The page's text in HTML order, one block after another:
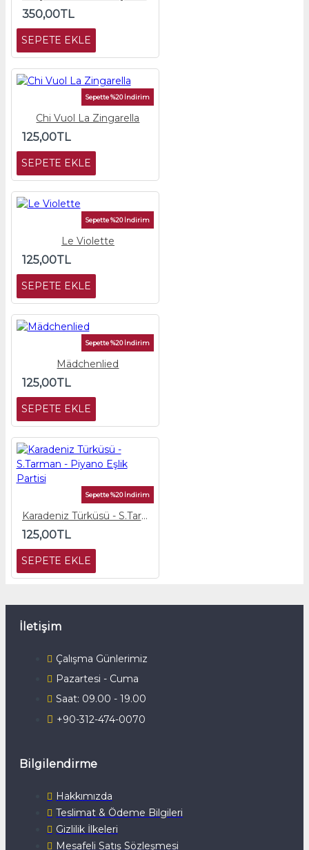
350,00TL
SEPETE EKLE
Sepette %20 İndirim
Chi Vuol La Zingarella
125,00TL
SEPETE EKLE
Sepette %20 İndirim
Le Violette
125,00TL
SEPETE EKLE
Sepette %20 İndirim
Mädchenlied
125,00TL
SEPETE EKLE
Sepette %20 İndirim
Karadeniz Türküsü - S.Tarman - Piyano Eşlik Partisi
125,00TL
SEPETE EKLE
İletişim
Çalışma Günlerimiz
Pazartesi - Cuma
Saat: 09.00 - 19.00
+90-312-474-0070
Bilgilendirme
Hakkımızda
Teslimat & Ödeme Bilgileri
Gizlilik İlkeleri
Mesafeli Satış Sözleşmesi